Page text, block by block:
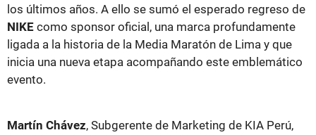
los últimos años. A ello se sumó el esperado regreso de
NIKE como sponsor oficial, una marca profundamente
ligada a la historia de la Media Maratón de Lima y que
inicia una nueva etapa acompañando este emblemático
evento.
Martín Chávez, Subgerente de Marketing de KIA Perú,